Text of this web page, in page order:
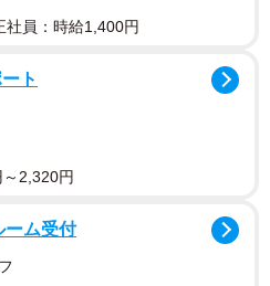
て焼き上げた味は「神戸スイ
せんべいは、お持たせやお土
イベントなどの記念品として
社員：時給1,400円
ト
2,320円
ーム受付